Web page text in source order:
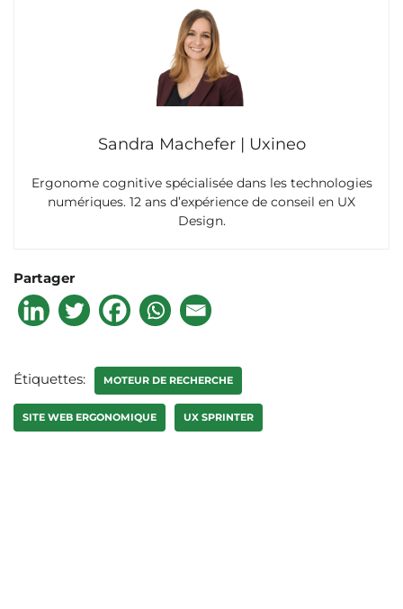
Sandra Machefer | Uxineo
Ergonome cognitive spécialisée dans les technologies
numériques. 12 ans d’expérience de conseil en UX
Design.
Partager
Étiquettes: MOTEUR DE RECHERCHE
SITE WEB ERGONOMIQUE UX SPRINTER